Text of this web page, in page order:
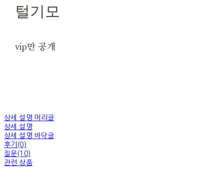
털기모
vip만 공개
상세 설명 머리글
상세 설명
상세 설명 바닥글
후기(0)
질문(10)
관련 상품